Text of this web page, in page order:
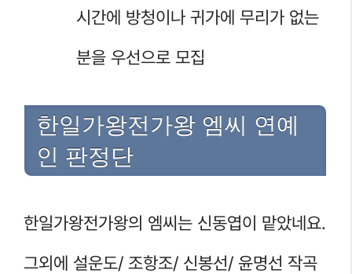
시간에 방청이나 귀가에 무리가 없는
분을 우선으로 모집
한일가왕전가왕 엠씨 연예
인 판정단
한일가왕전가왕의 엠씨는 신동엽이 맡았네요.
그외에 설운도/ 조항조/ 신봉선/ 윤명선 작곡